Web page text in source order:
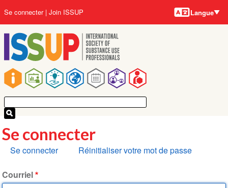
au
contenu
principal
Main
navigation
User
account
menu
Se connecter Join ISSUP Langues
Langue
Se connecter
Onglets
Se connecter Réinitialiser votre mot de passe
Courriel